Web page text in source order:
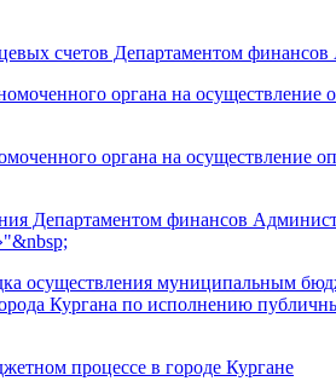
счетов Департаментом
органа на
органа на осуществление
Департаментом финансов
осуществления муниципальным
Кургана по исполнению
процессе в городе Кургане